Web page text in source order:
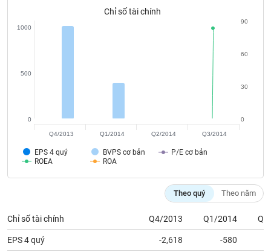
Chỉ số tài chính
EPS 4 quý BVPS cơ bản
P/E cơ bản
ROEA
ROA
0
500
1000
0
30
60
90
Q4/2013 Q1/2014 Q2/2014 Q3/2014
Theo quý Theo năm
Chỉ số tài chính Q4/2013 Q1/2014
EPS 4 quý -2,618 -580
(-)
cáo
ngữ
(-)